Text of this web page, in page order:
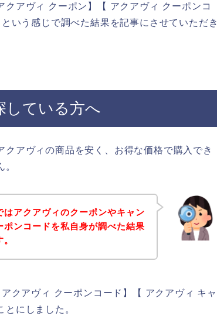
アヴィ クーポン】【 アクアヴィ クーポンコ
いう感じで調べた結果を記事にさせていただき
している方へ
アヴィの商品を安く、お得な価格で購入でき
アクアヴィのクーポンやキャン
ンコードを私自身が調べた結果
クアヴィ クーポンコード】【 アクアヴィ キャ
にしました。